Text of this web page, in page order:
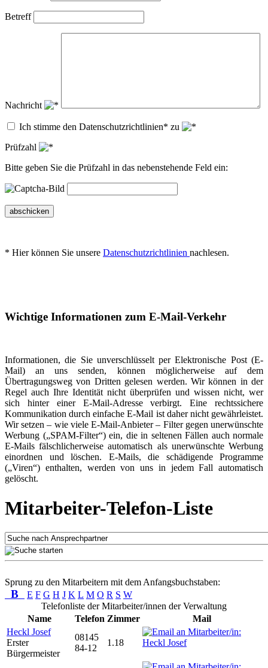
Betreff
Nachricht
Ich stimme den Datenschutzrichtlinien* zu
Prüfzahl
Bitte geben Sie die Prüfzahl in das nebenstehende Feld ein:
abschicken
* Hier können Sie unsere Datenschutzrichtlinien nachlesen.
Wichtige Informationen zum E-Mail-Verkehr
Informationen, die Sie unverschlüsselt per Elektronische Post (E-
Mail) an uns senden, können möglicherweise auf dem
Übertragungsweg von Dritten gelesen werden. Wir können in der
Regel auch Ihre Identität nicht überprüfen und wissen nicht, wer
sich hinter einer E-Mail-Adresse verbirgt. Eine rechtssichere
Kommunikation durch einfache E-Mail ist daher nicht gewährleistet.
Wir setzen – wie viele E-Mail-Anbieter – Filter gegen unerwünschte
Werbung („SPAM-Filter“) ein, die in seltenen Fällen auch normale
E-Mails fälschlicherweise automatisch als unerwünschte Werbung
einordnen und löschen. E-Mails, die schädigende Programme
(„Viren“) enthalten, werden von uns in jedem Fall automatisch
gelöscht.
Mitarbeiter-Telefon-Liste
Sprung zu den Mitarbeitern mit dem Anfangsbuchstaben:
B E F G H J K L M O R S W
Telefonliste der Mitarbeiter/innen der Verwaltung
Name
Telefon Zimmer
Mail
Heckl Josef
Erster
Bürgermeister
08145
84-12
1.18